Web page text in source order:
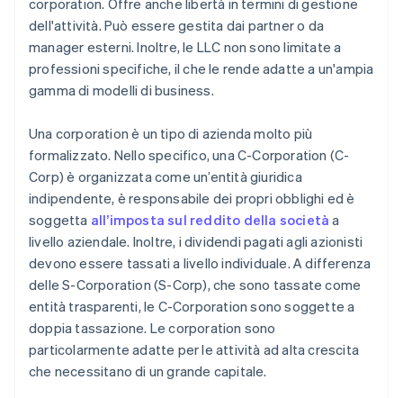
corporation. Offre anche libertà in termini di gestione
dell'attività. Può essere gestita dai partner o da
manager esterni. Inoltre, le LLC non sono limitate a
professioni specifiche, il che le rende adatte a un'ampia
gamma di modelli di business.
Una corporation è un tipo di azienda molto più
formalizzato. Nello specifico, una C-Corporation (C-
Corp) è organizzata come un’entità giuridica
indipendente, è responsabile dei propri obblighi ed è
soggetta all’imposta sul reddito della società a
livello aziendale. Inoltre, i dividendi pagati agli azionisti
devono essere tassati a livello individuale. A differenza
delle S-Corporation (S-Corp), che sono tassate come
entità trasparenti, le C-Corporation sono soggette a
doppia tassazione. Le corporation sono
particolarmente adatte per le attività ad alta crescita
che necessitano di un grande capitale.